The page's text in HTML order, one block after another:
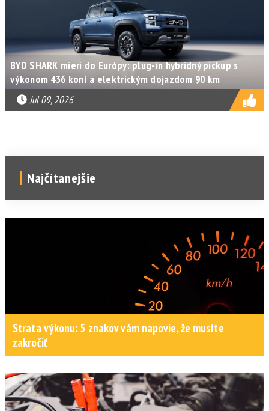
BYD SHARK mieri do Európy: plug-in hybridný pickup s
výkonom 436 koní a elektrickým dojazdom 90 km
Jul 09, 2026
Najčítanejšie
Strata výkonu: 5 znakov vám napovie, že musíte
zakročiť